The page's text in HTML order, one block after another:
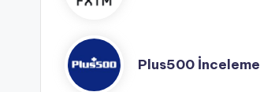
Plus500 İnceleme